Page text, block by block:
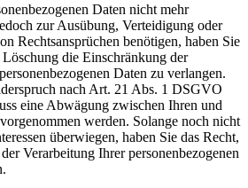
Daten nicht mehr
zur Ausübung, Verteidigung oder
Rechtsansprüchen benötigen, haben Sie
Löschung die Einschränkung der
Daten zu verlangen.
nach Art. 21 Abs. 1 DSGVO
eine Abwägung zwischen Ihren und
werden. Solange noch nicht
überwiegen, haben Sie das Recht,
Verarbeitung Ihrer personenbezogenen